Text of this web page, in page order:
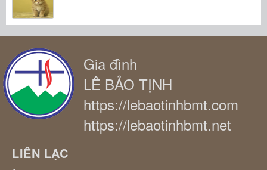
Gia đình
LÊ BẢO TỊNH
https://lebaotinhbmt.com
https://lebaotinhbmt.net
LIÊN LẠC